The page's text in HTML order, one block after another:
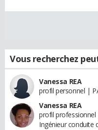
Vous recherchez
Vanessa REA
profil personnel |
Vanessa REA
profil professionnel
Ingénieur conduite